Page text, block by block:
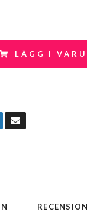
LÄGG I